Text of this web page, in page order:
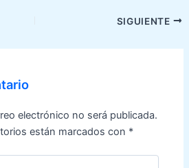
SIGUIENTE
electrónico no será publicada.
están marcados con *